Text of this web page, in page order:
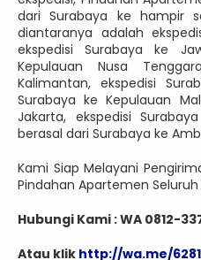
dari Surabaya ke hampir
diantaranya adalah
ekspedisi Surabaya ke
Kepulauan Nusa
Kalimantan, ekspedisi
Surabaya ke Kepulauan
Jakarta, ekspedisi
berasal dari Surabaya ke
Kami Siap Melayani
Pindahan Apartemen
Hubungi Kami : WA 0812-
Atau klik http://wa.me/